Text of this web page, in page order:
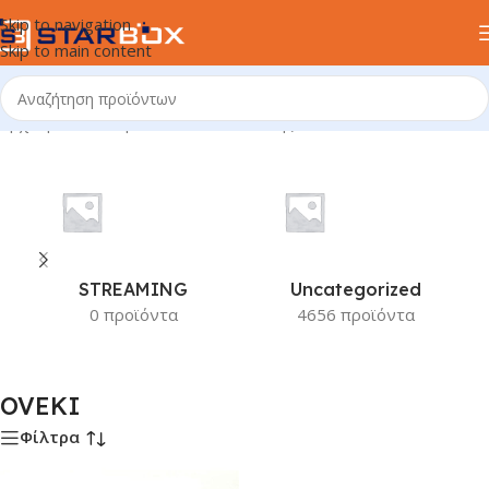
Skip to navigation
Skip to main content
Αρχική σελίδα/Προϊόν Κατασκευαστής/OVEKI
STREAMING
0 προϊόντα
Uncategorized
4656 προϊόντα
OVEKI
Φίλτρα